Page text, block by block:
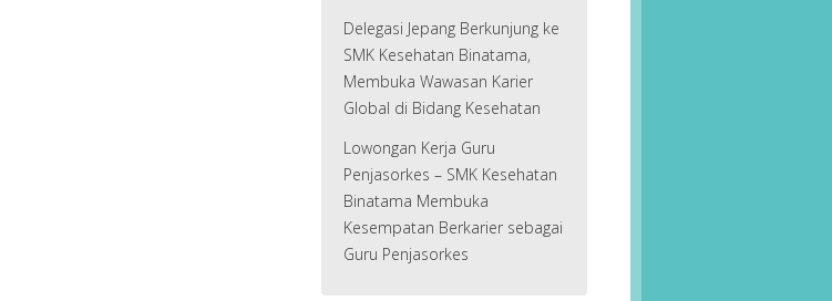
Delegasi Jepang Berkunjung ke
SMK Kesehatan Binatama,
Membuka Wawasan Karier
Global di Bidang Kesehatan
Lowongan Kerja Guru
Penjasorkes – SMK Kesehatan
Binatama Membuka
Kesempatan Berkarier sebagai
Guru Penjasorkes